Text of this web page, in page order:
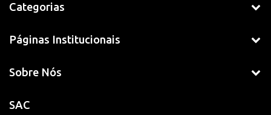
Categorias
Páginas Institucionais
Sobre Nós
SAC